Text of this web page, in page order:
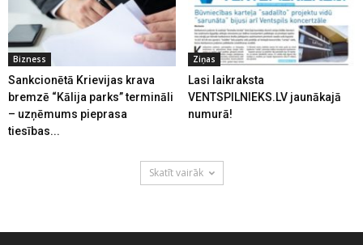
Bizness
Sankcionētā Krievijas krava
bremzē “Kālija parks” termināli
– uzņēmums pieprasa
tiesības...
Ziņas
Lasi laikraksta
VENTSPILNIEKS.LV jaunākajā
numurā!
Skatīt vairāk